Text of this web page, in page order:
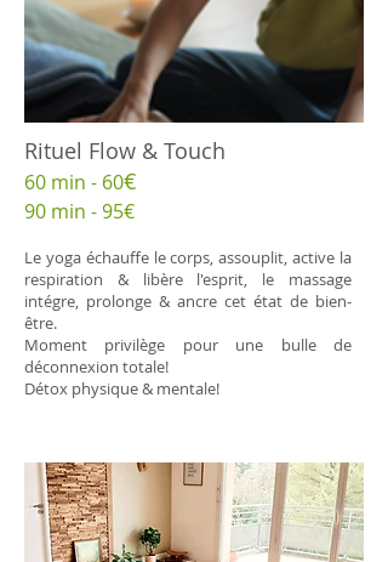
​Rituel Flow & Touch
​60 min - 60€
90 min - 95€
Le yoga échauffe le corps, assouplit, active la
respiration & libère l'esprit, le massage
intégre, prolonge & ancre cet état de bien-
être.
Moment privilège pour une bulle de
déconnexion totale!
​Détox physique & mentale!